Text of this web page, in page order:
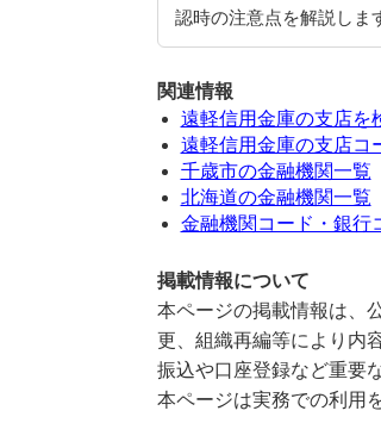
認時の注意点を解説しま
関連情報
遠軽信用金庫の支店を
遠軽信用金庫の支店コ
千歳市の金融機関一覧
北海道の金融機関一覧
金融機関コード・銀行
掲載情報について
本ページの掲載情報は、
更、組織再編等により内
振込や口座登録など重要
本ページは実務での利用